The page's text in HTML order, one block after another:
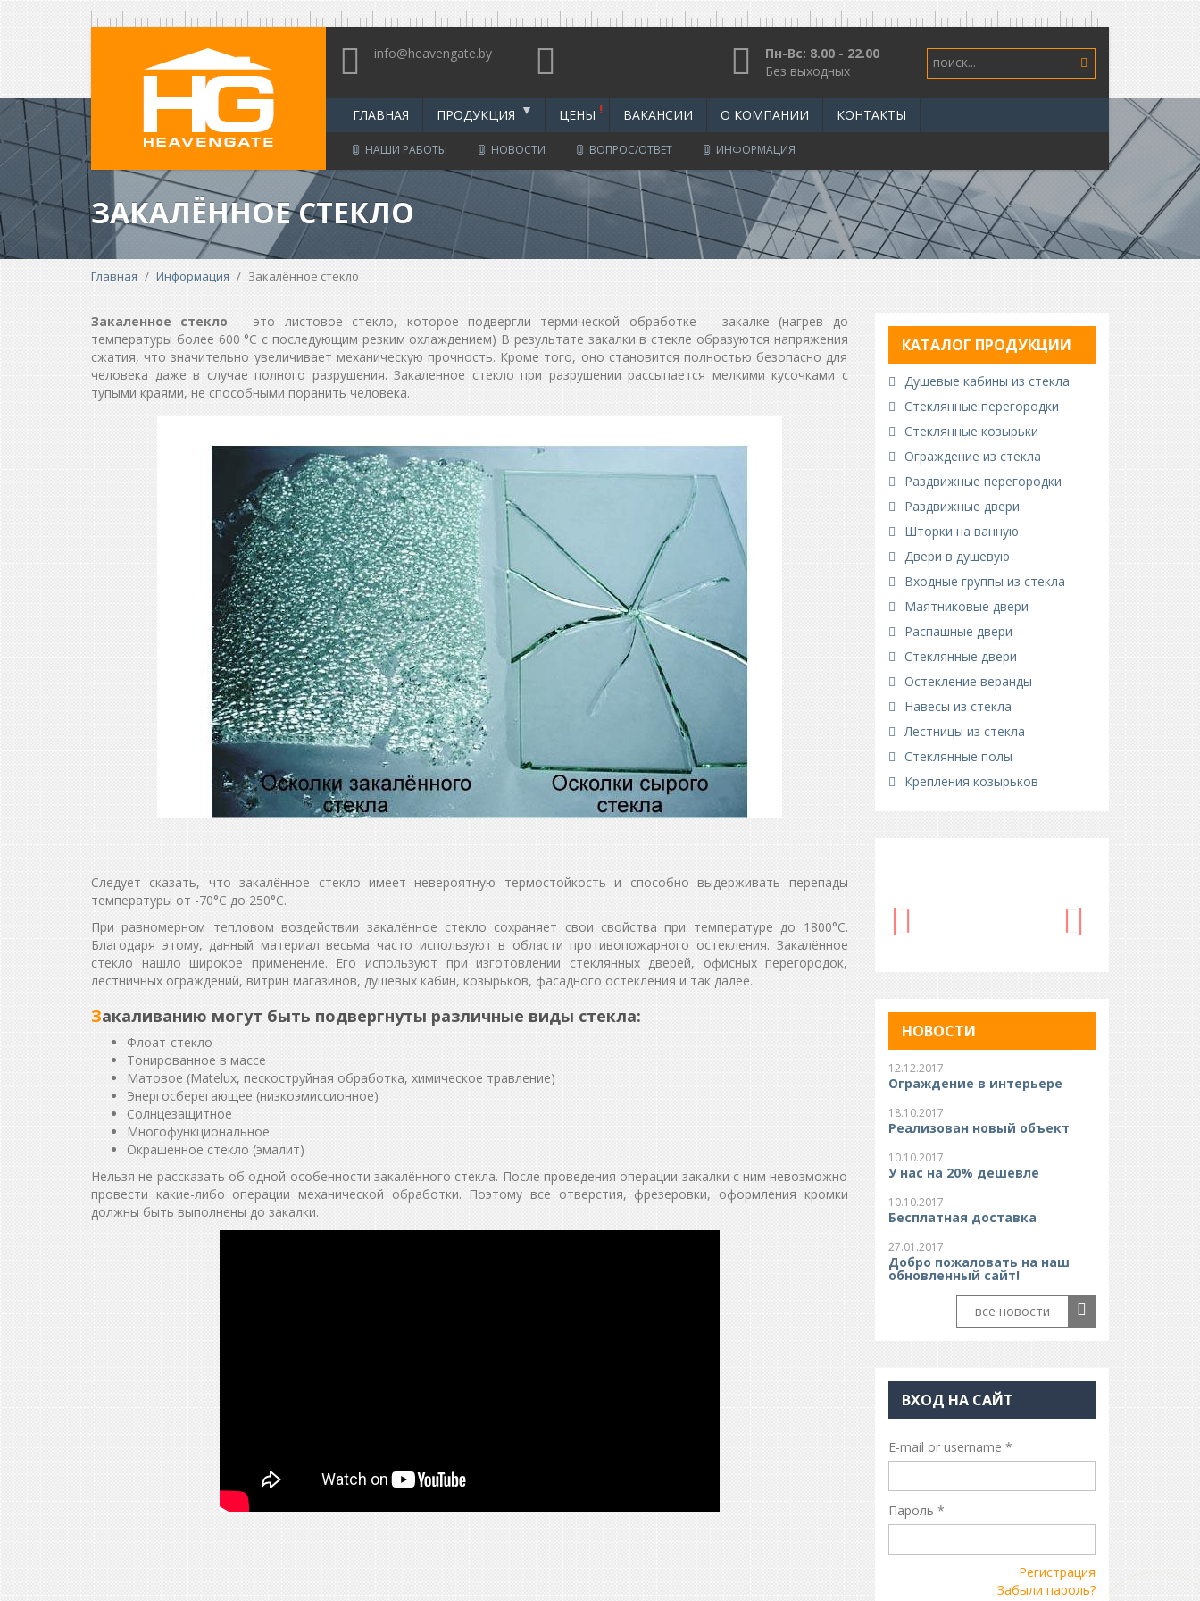
info@heavengate.by
Пн-Вс: 8.00 - 22.00
Без выходных
поиск...
ГЛАВНАЯ ПРОДУКЦИЯ ЦЕНЫ ВАКАНСИИ О КОМПАНИИ КОНТАКТЫ
НАШИ РАБОТЫ НОВОСТИ ВОПРОС/ОТВЕТ ИНФОРМАЦИЯ
ЗАКАЛЁННОЕ СТЕКЛО
Вы
Главная / Информация / Закалённое стекло
Закаленное стекло – это листовое стекло, которое подвергли термической обработке – закалке (нагрев до
температуры более 600 °С с последующим резким охлаждением) В результате закалки в стекле образуются напряжения
сжатия, что значительно увеличивает механическую прочность. Кроме того, оно становится полностью безопасно для
человека даже в случае полного разрушения. Закаленное стекло при разрушении рассыпается мелкими кусочками с
тупыми краями, не способными поранить человека.
Следует сказать, что закалённое стекло имеет невероятную термостойкость и способно выдерживать перепады
температуры от -70°С до 250°С.
При равномерном тепловом воздействии закалённое стекло сохраняет свои свойства при температуре до 1800°С.
Благодаря этому, данный материал весьма часто используют в области противопожарного остекления. Закалённое
стекло нашло широкое применение. Его используют при изготовлении стеклянных дверей, офисных перегородок,
лестничных ограждений, витрин магазинов, душевых кабин, козырьков, фасадного остекления и так далее.
Закаливанию могут быть подвергнуты различные виды стекла:
Флоат-стекло
Тонированное в массе
Матовое (Matelux, пескоструйная обработка, химическое травление)
Энергосберегающее (низкоэмиссионное)
Солнцезащитное
Многофункциональное
Окрашенное стекло (эмалит)
Нельзя не рассказать об одной особенности закалённого стекла. После проведения операции закалки с ним невозможно
провести какие-либо операции механической обработки. Поэтому все отверстия, фрезеровки, оформления кромки
должны быть выполнены до закалки.
КАТАЛОГ ПРОДУКЦИИ
Душевые кабины из стекла
Стеклянные перегородки
Стеклянные козырьки
Ограждение из стекла
Раздвижные перегородки
Раздвижные двери
Шторки на ванную
Двери в душевую
Входные группы из стекла
Маятниковые двери
Распашные двери
Стеклянные двери
Остекление веранды
Навесы из стекла
Лестницы из стекла
Стеклянные полы
Крепления козырьков
НОВОСТИ
12.12.2017
Ограждение в интерьере
18.10.2017
Реализован новый объект
10.10.2017
У нас на 20% дешевле
10.10.2017
Бесплатная доставка
27.01.2017
Добро пожаловать на наш
обновленный сайт!
все новости
ВХОД НА САЙТ
E-mail or username *
Пароль *
Регистрация
Забыли пароль?